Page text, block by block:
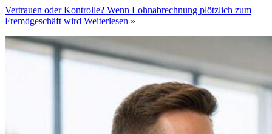
Vertrauen oder Kontrolle? Wenn Lohnabrechnung plötzlich zum
Fremdgeschäft wird Weiterlesen »